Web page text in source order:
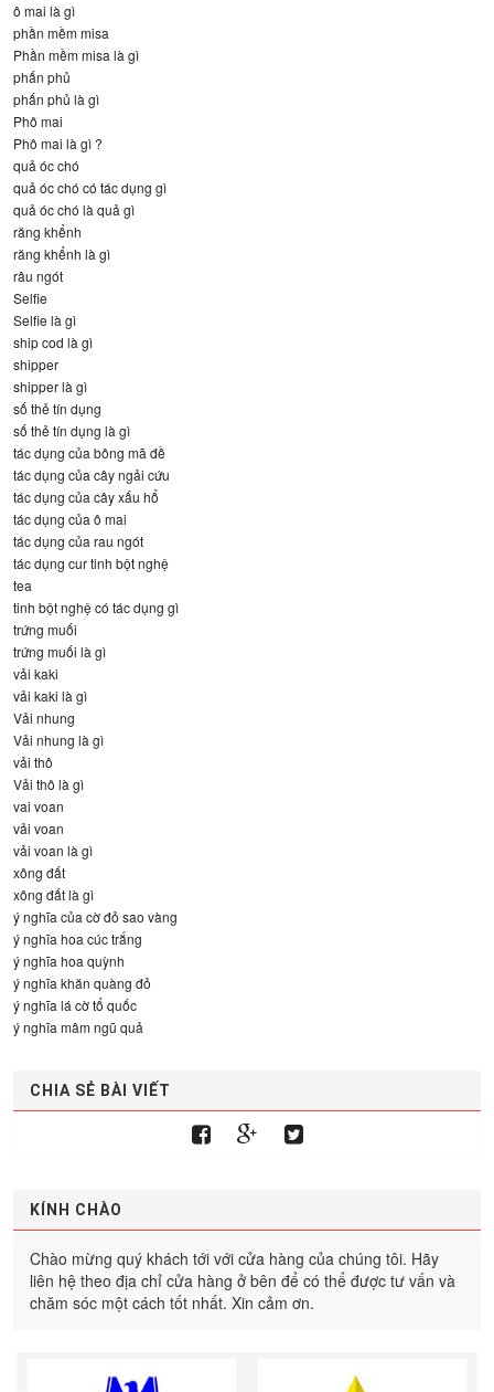
ô mai là gì
phần mềm misa
Phần mềm misa là gì
phấn phủ
phấn phủ là gì
Phô mai
Phô mai là gì ?
quả óc chó
quả óc chó có tác dụng gì
quả óc chó là quả gì
răng khểnh
răng khểnh là gì
râu ngót
Selfie
Selfie là gì
ship cod là gì
shipper
shipper là gì
số thẻ tín dụng
số thẻ tín dụng là gì
tác dụng của bông mã đề
tác dụng của cây ngải cứu
tác dụng của cây xấu hổ
tác dụng của ô mai
tác dụng của rau ngót
tác dụng cur tinh bột nghệ
tea
tinh bột nghệ có tác dụng gì
trứng muối
trứng muối là gì
vải kaki
vải kaki là gì
Vải nhung
Vải nhung là gì
vải thô
Vải thô là gì
vai voan
vải voan
vải voan là gì
xông đất
xông đất là gì
ý nghĩa của cờ đỏ sao vàng
ý nghĩa hoa cúc trắng
ý nghĩa hoa quỳnh
ý nghĩa khăn quàng đỏ
ý nghĩa lá cờ tổ quốc
ý nghĩa mâm ngũ quả
CHIA SẺ BÀI VIẾT
KÍNH CHÀO
Chào mừng quý khách tới với cửa hàng của chúng tôi. Hãy
liên hệ theo địa chỉ cửa hàng ở bên để có thể được tư vấn và
chăm sóc một cách tốt nhất. Xin cảm ơn.